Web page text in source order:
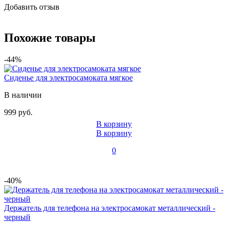
Добавить отзыв
Похожие товары
-44%
Сиденье для электросамоката мягкое
В наличии
999 руб.
В корзину
В корзину
0
-40%
Держатель для телефона на электросамокат металлический -
черный